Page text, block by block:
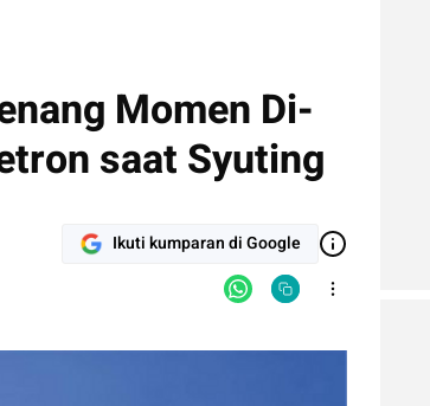
Momen Di-
saat Syuting
Ikuti kumparan di Google